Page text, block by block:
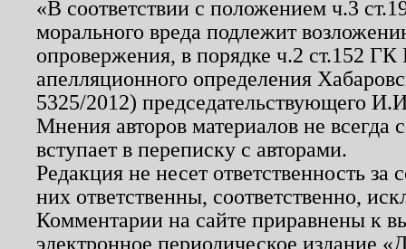
«В соответствии с положением ч.3
морального вреда подлежит
опровержения, в порядке ч.2 ст.152
апелляционного определения
5325/2012) председательствующего
Мнения авторов материалов не
вступает в переписку с авторами.
Редакция не несет ответственность
них ответственны, соответственно,
Комментарии на сайте приравнены к
электронное периодическое издание